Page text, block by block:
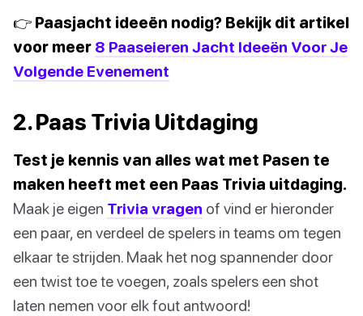
👉 Paasjacht ideeën nodig? Bekijk dit artikel
voor meer 8 Paaseieren Jacht Ideeën Voor Je
Volgende Evenement
2. Paas Trivia Uitdaging
Test je kennis van alles wat met Pasen te
maken heeft met een Paas Trivia uitdaging.
Maak je eigen Trivia vragen of vind er hieronder
een paar, en verdeel de spelers in teams om tegen
elkaar te strijden. Maak het nog spannender door
een twist toe te voegen, zoals spelers een shot
laten nemen voor elk fout antwoord!